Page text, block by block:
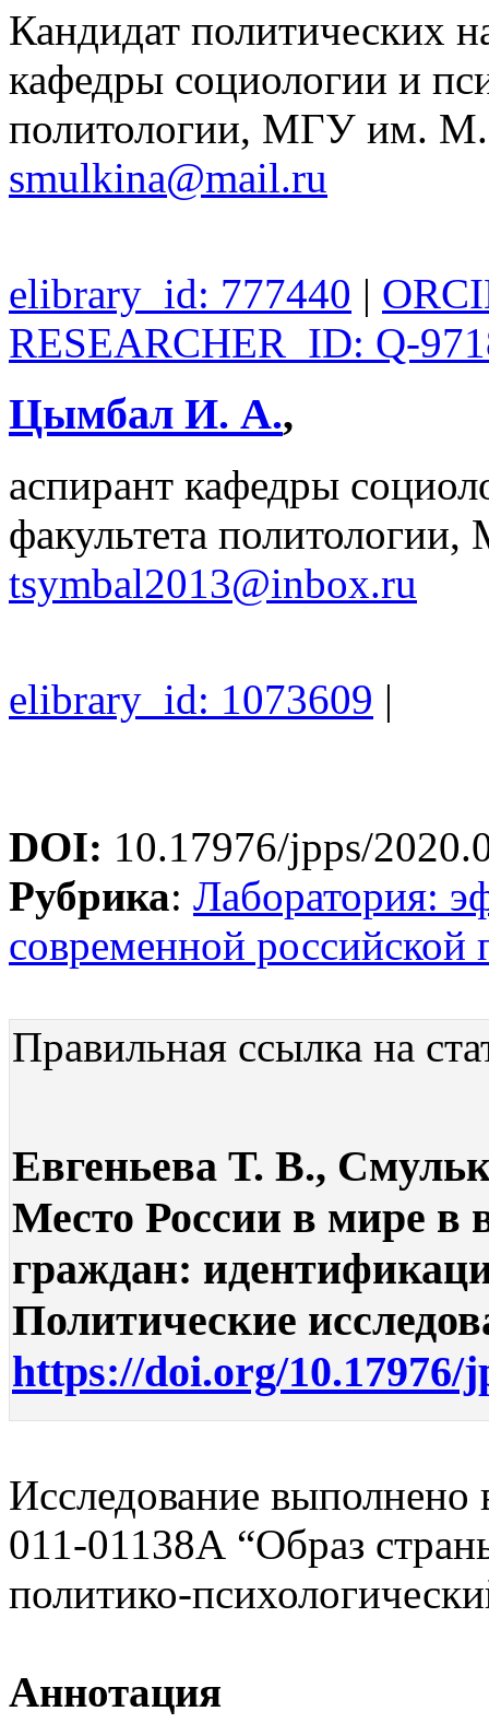
Кандидат политических
кафедры социологии и
политологии, МГУ им.
smulkina@mail.ru
elibrary_id: 777440 |
RESEARCHER_ID: Q-
Цымбал И. А.,
аспирант кафедры
факультета
tsymbal2013@inbox.ru
elibrary_id: 1073609 |
DOI: 10.17976/jpps/
Рубрика: Лаборатория:
современной российской
Правильная ссылка на
Евгеньева Т. В.,
Место России в мире в
граждан:
Политические
https://doi.org/10.17976/
Исследование
011-01138А “Образ
политико-
Аннотация